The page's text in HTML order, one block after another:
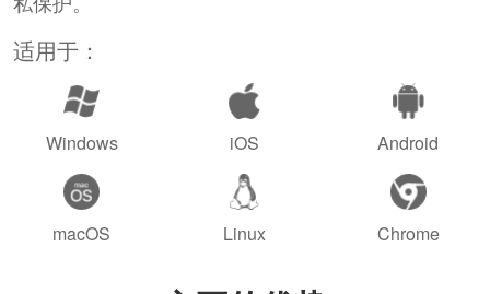
适用于：
Windows iOS Android
macOS Linux Chrome